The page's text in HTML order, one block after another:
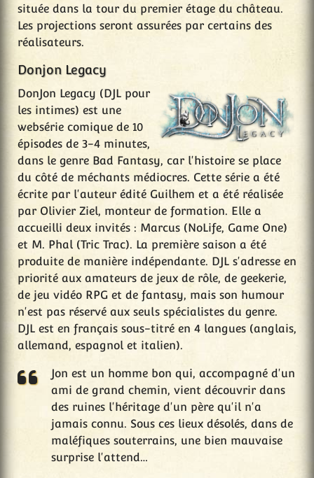
située dans la tour du premier étage du château.
Les projections seront assurées par certains des
réalisateurs.
Donjon Legacy
DonJon Legacy (DJL pour
les intimes) est une
websérie comique de 10
épisodes de 3-4 minutes,
dans le genre Bad Fantasy, car l'histoire se place
du côté de méchants médiocres. Cette série a été
écrite par l'auteur édité Guilhem et a été réalisée
par Olivier Ziel, monteur de formation. Elle a
accueilli deux invités : Marcus (NoLife, Game One)
et M. Phal (Tric Trac). La première saison a été
produite de manière indépendante. DJL s'adresse en
priorité aux amateurs de jeux de rôle, de geekerie,
de jeu vidéo RPG et de fantasy, mais son humour
n'est pas réservé aux seuls spécialistes du genre.
DJL est en français sous-titré en 4 langues (anglais,
allemand, espagnol et italien).
Jon est un homme bon qui, accompagné d'un
ami de grand chemin, vient découvrir dans
des ruines l'héritage d'un père qu'il n'a
jamais connu. Sous ces lieux désolés, dans de
maléfiques souterrains, une bien mauvaise
surprise l'attend…